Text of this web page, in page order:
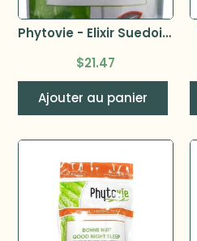
Phytovie - Elixir Suedois 92g
$21.47
Ajouter au panier